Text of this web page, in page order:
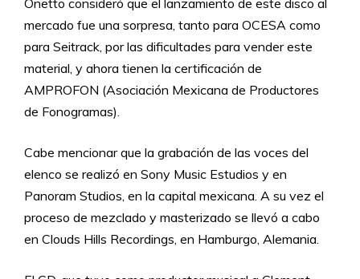
Onetto consideró que el lanzamiento de este disco al
mercado fue una sorpresa, tanto para OCESA como
para Seitrack, por las dificultades para vender este
material, y ahora tienen la certificación de
AMPROFON (Asociación Mexicana de Productores
de Fonogramas).
Cabe mencionar que la grabación de las voces del
elenco se realizó en Sony Music Estudios y en
Panoram Studios, en la capital mexicana. A su vez el
proceso de mezclado y masterizado se llevó a cabo
en Clouds Hills Recordings, en Hamburgo, Alemania.